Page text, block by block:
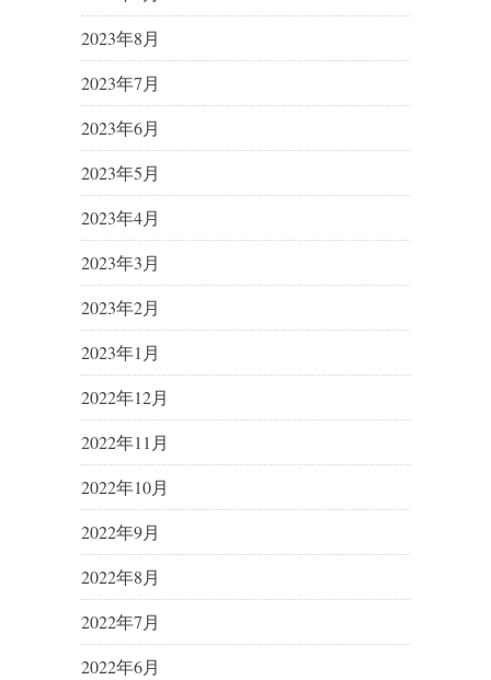
2023年8月
2023年7月
2023年6月
2023年5月
2023年4月
2023年3月
2023年2月
2023年1月
2022年12月
2022年11月
2022年10月
2022年9月
2022年8月
2022年7月
2022年6月